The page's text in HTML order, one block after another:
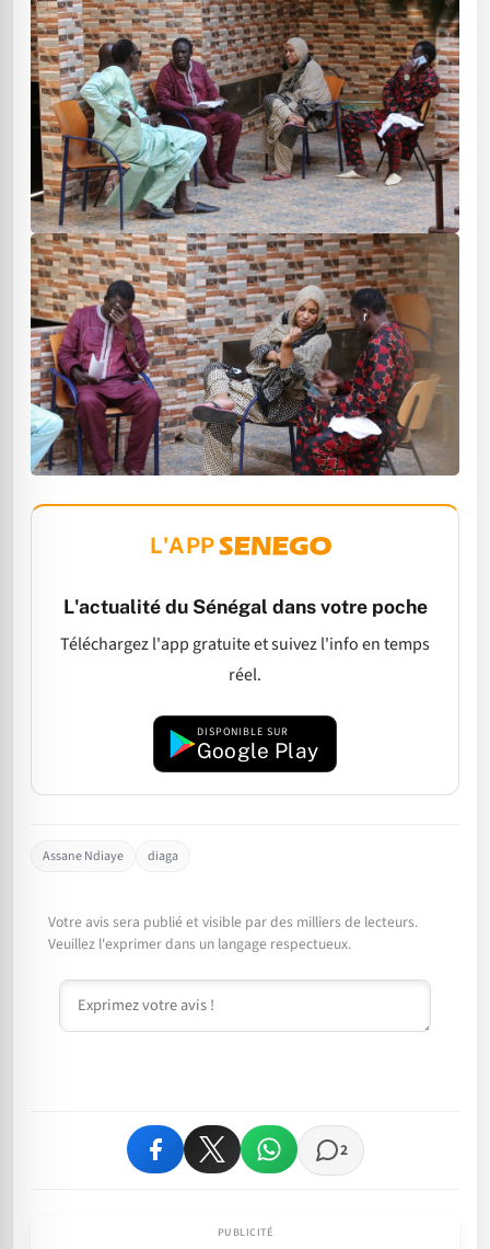
L'APP
L'actualité du Sénégal dans votre poche
Téléchargez l'app gratuite et suivez l'info en temps
réel.
DISPONIBLE SUR
Google Play
Assane Ndiaye diaga
Votre avis sera publié et visible par des milliers de lecteurs.
Veuillez l'exprimer dans un langage respectueux.
Commentaire
2